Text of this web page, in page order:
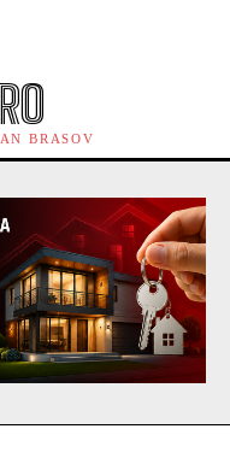
BRASOV